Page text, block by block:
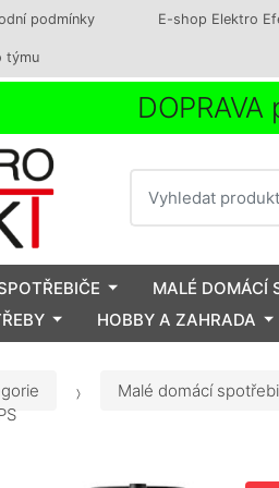
podmínky E-shop Elektro
týmu
MALÉ DOMÁCÍ
HOBBY A ZAHRADA
Malé domácí